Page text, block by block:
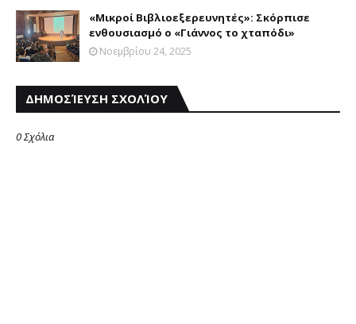
«Μικροί Βιβλιοεξερευνητές»: Σκόρπισε
ενθουσιασμό ο «Γιάννος το χταπόδι»
Νοεμβρίου 24, 2025
ΔΗΜΟΣΊΕΥΣΗ ΣΧΟΛΊΟΥ
0 Σχόλια